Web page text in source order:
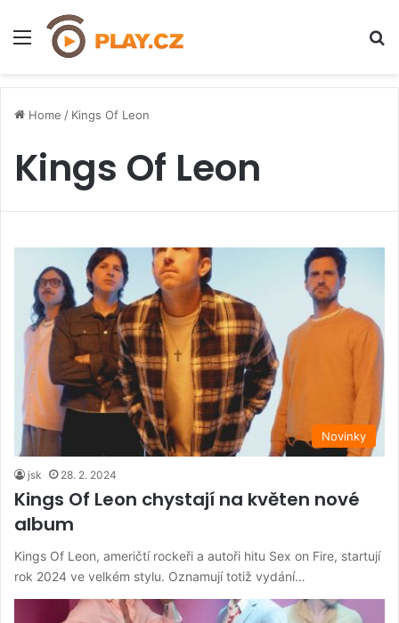
Menu
Home / Kings Of Leon
Kings Of Leon
Novinky
jsk 28. 2. 2024
Kings Of Leon chystají na květen nové
album
Kings Of Leon, američtí rockeři a autoři hitu Sex on Fire, startují
rok 2024 ve velkém stylu. Oznamují totiž vydání…